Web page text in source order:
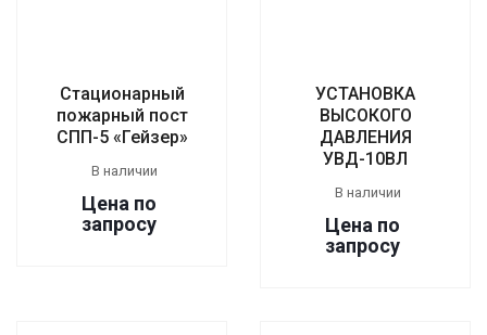
Стационарный
пожарный пост
СПП-5 «Гейзер»
В наличии
Цена по
запросу
УСТАНОВКА
ВЫСОКОГО
ДАВЛЕНИЯ
УВД-10ВЛ
В наличии
Цена по
запросу